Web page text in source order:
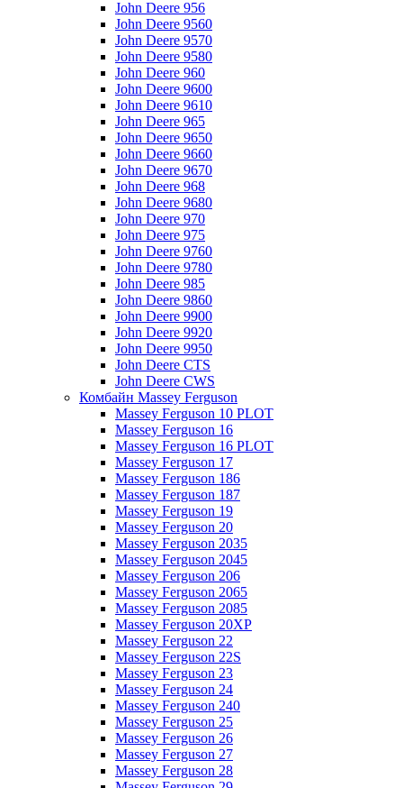
John Deere 956
John Deere 9560
John Deere 9570
John Deere 9580
John Deere 960
John Deere 9600
John Deere 9610
John Deere 965
John Deere 9650
John Deere 9660
John Deere 9670
John Deere 968
John Deere 9680
John Deere 970
John Deere 975
John Deere 9760
John Deere 9780
John Deere 985
John Deere 9860
John Deere 9900
John Deere 9920
John Deere 9950
John Deere CTS
John Deere CWS
Комбайн Massey Ferguson
Massey Ferguson 10 PLOT
Massey Ferguson 16
Massey Ferguson 16 PLOT
Massey Ferguson 17
Massey Ferguson 186
Massey Ferguson 187
Massey Ferguson 19
Massey Ferguson 20
Massey Ferguson 2035
Massey Ferguson 2045
Massey Ferguson 206
Massey Ferguson 2065
Massey Ferguson 2085
Massey Ferguson 20XP
Massey Ferguson 22
Massey Ferguson 22S
Massey Ferguson 23
Massey Ferguson 24
Massey Ferguson 240
Massey Ferguson 25
Massey Ferguson 26
Massey Ferguson 27
Massey Ferguson 28